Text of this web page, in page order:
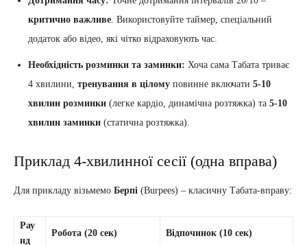
критично важливе. Використовуйте таймер, спеціальний
додаток або відео, які чітко відраховують час.
Необхідність розминки та заминки: Хоча сама Табата триває
4 хвилини, тренування в цілому повинне включати 5-10
хвилин розминки (легке кардіо, динамічна розтяжка) та 5-10
хвилин заминки (статична розтяжка).
Приклад 4-хвилинної сесії (одна вправа)
Для прикладу візьмемо Берпі (Burpees) – класичну Табата-вправу:
Рау
нд
Робота (20 сек) Відпочинок (10 сек)